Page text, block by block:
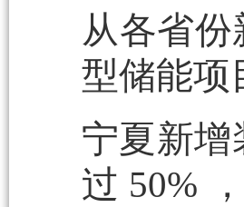
从各省
型储能项
宁夏新增
过50%